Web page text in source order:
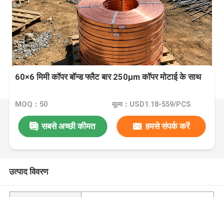
60×6 मिमी कॉपर बॉन्ड फ्लैट बार 250μm कॉपर मोटाई के साथ
MOQ：50 मूल्य：USD1.18-559/PCS
सबसे अच्छी कीमत हमसे संपर्क करें
उत्पाद विवरण